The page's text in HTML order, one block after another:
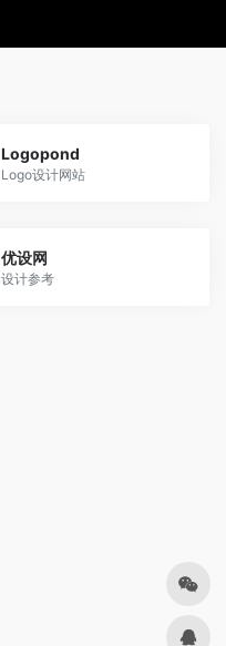
Logopond
Logo设计网站
优设网
设计参考